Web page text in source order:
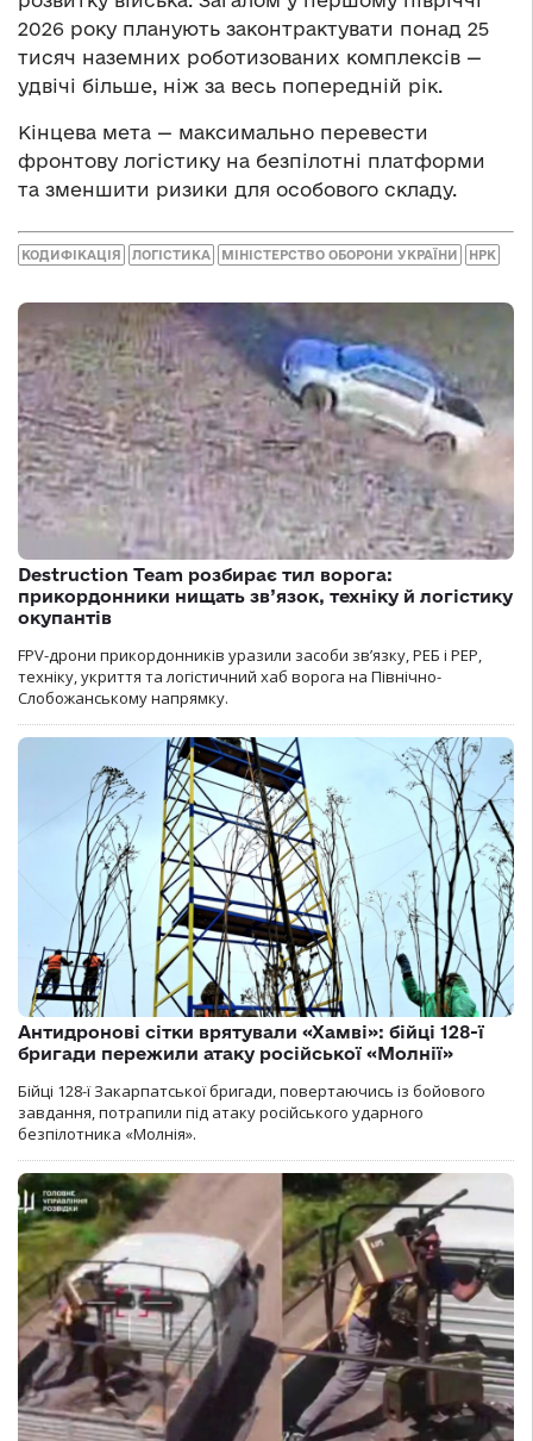
2026 року планують законтрактувати понад 25
тисяч наземних роботизованих комплексів —
удвічі більше, ніж за весь попередній рік.
Кінцева мета — максимально перевести
фронтову логістику на безпілотні платформи
та зменшити ризики для особового складу.
КОДИФІКАЦІЯ ЛОГІСТИКА МІНІСТЕРСТВО ОБОРОНИ УКРАЇНИ НРК
Destruction Team розбирає тил ворога:
прикордонники нищать зв’язок, техніку й логістику
окупантів
FPV-дрони прикордонників уразили засоби зв’язку, РЕБ і РЕР,
техніку, укриття та логістичний хаб ворога на Північно-
Слобожанському напрямку.
Антидронові сітки врятували «Хамві»: бійці 128-ї
бригади пережили атаку російської «Молнії»
Бійці 128-ї Закарпатської бригади, повертаючись із бойового
завдання, потрапили під атаку російського ударного
безпілотника «Молнія».